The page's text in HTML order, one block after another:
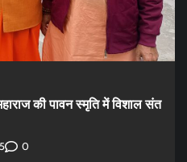
की पावन स्मृति में विशाल संत
0